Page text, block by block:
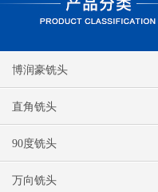
博润豪铣头
直角铣头
90度铣头
万向铣头